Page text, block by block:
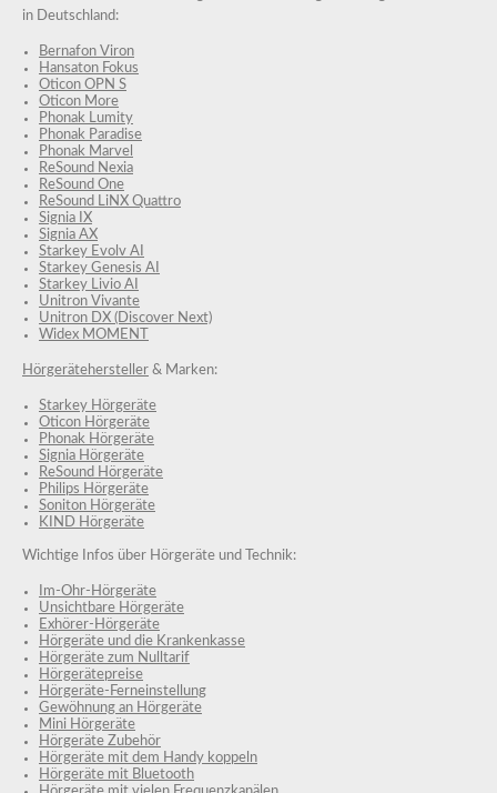
in Deutschland:
Bernafon Viron
Hansaton Fokus
Oticon OPN S
Oticon More
Phonak Lumity
Phonak Paradise
Phonak Marvel
ReSound Nexia
ReSound One
ReSound LiNX Quattro
Signia IX
Signia AX
Starkey Evolv AI
Starkey Genesis AI
Starkey Livio AI
Unitron Vivante
Unitron DX (Discover Next)
Widex MOMENT
Hörgerätehersteller & Marken:
Starkey Hörgeräte
Oticon Hörgeräte
Phonak Hörgeräte
Signia Hörgeräte
ReSound Hörgeräte
Philips Hörgeräte
Soniton Hörgeräte
KIND Hörgeräte
Wichtige Infos über Hörgeräte und Technik:
Im-Ohr-Hörgeräte
Unsichtbare Hörgeräte
Exhörer-Hörgeräte
Hörgeräte und die Krankenkasse
Hörgeräte zum Nulltarif
Hörgerätepreise
Hörgeräte-Ferneinstellung
Gewöhnung an Hörgeräte
Mini Hörgeräte
Hörgeräte Zubehör
Hörgeräte mit dem Handy koppeln
Hörgeräte mit Bluetooth